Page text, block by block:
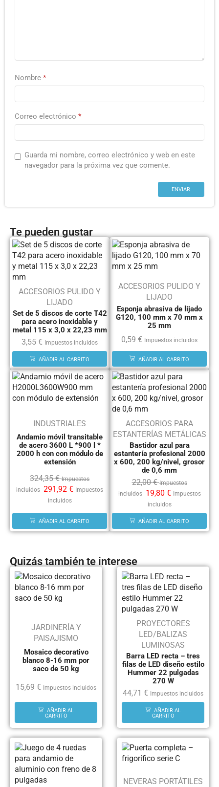
Nombre *
Correo electrónico *
Guarda mi nombre, correo electrónico y web en este
navegador para la próxima vez que comente.
Te pueden gustar
ACCESORIOS PULIDO Y
LIJADO
Set de 5 discos de corte T42
para acero inoxidable y
metal 115 x 3,0 x 22,23 mm
3,55 € Impuestos incluidos
AÑADIR AL CARRITO
ACCESORIOS PULIDO Y
LIJADO
Esponja abrasiva de lijado
G120, 100 mm x 70 mm x
25 mm
0,59 € Impuestos incluidos
AÑADIR AL CARRITO
INDUSTRIALES
Andamio móvil transitable
de acero 3600 L *900 l *
2000 h con con módulo de
extensión
324,35€ Impuestos
incluidos 291,92 € Impuestos
incluidos
AÑADIR AL CARRITO
ACCESORIOS PARA
ESTANTERÍAS METÁLICAS
Bastidor azul para
estantería profesional 2000
x 600, 200 kg/nivel, grosor
de 0,6 mm
22,00€ Impuestos
incluidos
19,80 €
Impuestos
incluidos
AÑADIR AL CARRITO
Quizás también te interese
JARDINERÍA Y
PAISAJISMO
Mosaico decorativo
blanco 8-16 mm por
saco de 50 kg
15,69 € Impuestos incluidos
AÑADIR AL
CARRITO
PROYECTORES
LED/BALIZAS
LUMINOSAS
Barra LED recta – tres
filas de LED diseño estilo
Hummer 22 pulgadas
270 W
44,71 € Impuestos incluidos
AÑADIR AL
CARRITO
NEVERAS PORTÁTILES